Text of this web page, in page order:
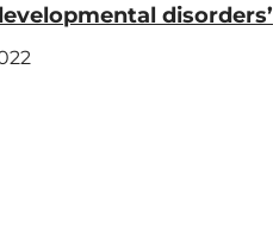
disorders’